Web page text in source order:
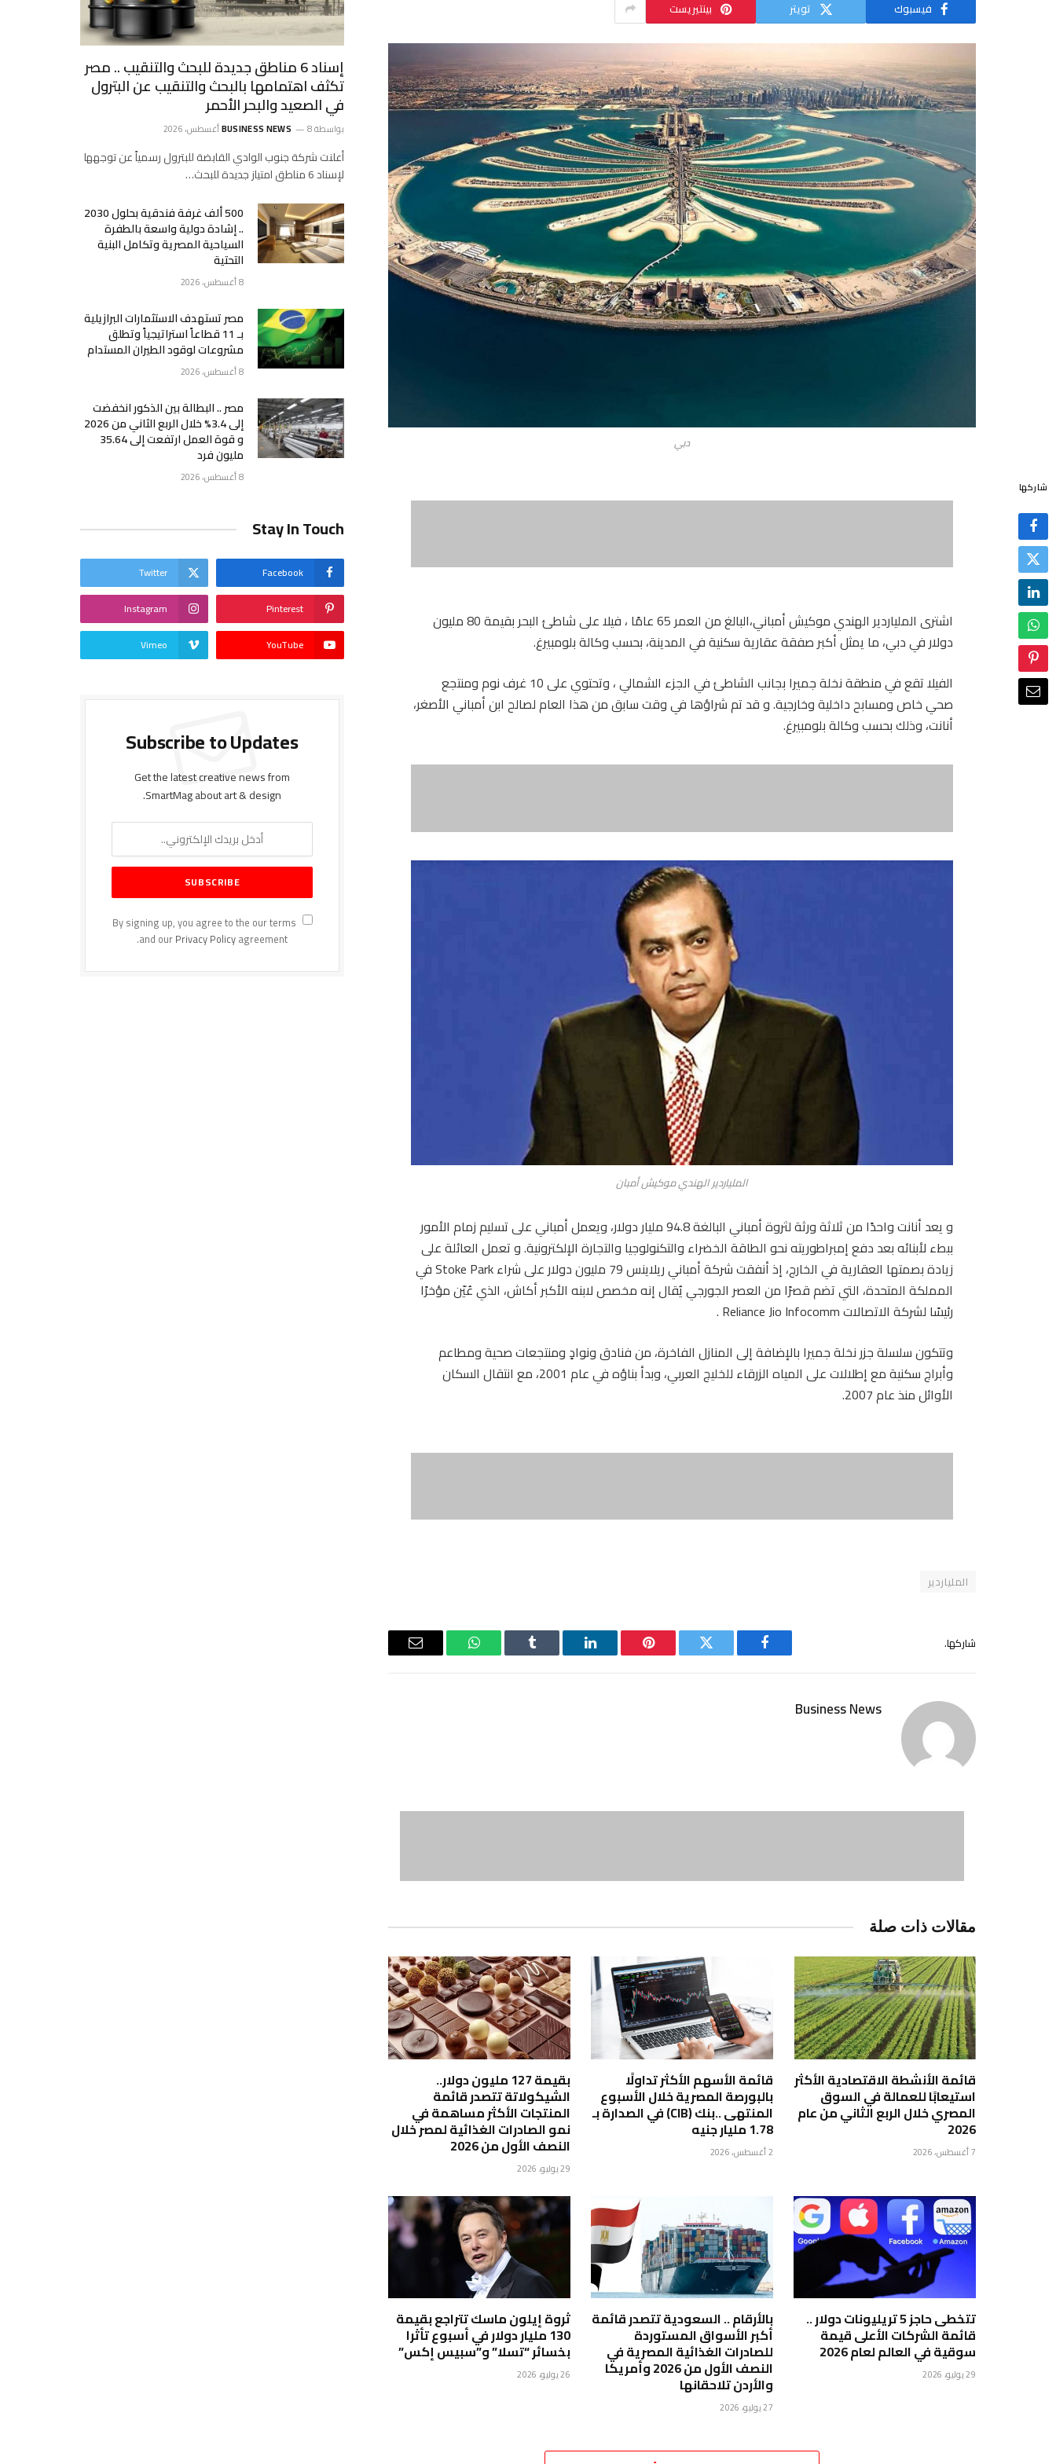
فيسبوك تويتر بينتيريست
دبي
شاركها
اشترى الملياردير الهندي موكيش أمباني،البالغ من العمر 65 عامًا ، فيلا على شاطئ البحر بقيمة 80 مليون
دولار في دبي، ما يمثل أكبر صفقة عقارية سكنية في المدينة، بحسب وكالة بلومبيرغ.
الفيلا تقع في منطقة نخلة جميرا بجانب الشاطئ في الجزء الشمالي ، وتحتوي على 10 غرف نوم ومنتجع
صحي خاص ومسابح داخلية وخارجية. و قد تم شراؤها في وقت سابق من هذا العام لصالح ابن أمباني الأصغر،
أنانت، وذلك بحسب وكالة بلومبيرغ.
الملياردير الهندي موكيش أمبان
و يعد أنانت واحدًا من ثلاثة ورثة لثروة أمباني البالغة 94.8 مليار دولار، ويعمل أمباني على تسليم زمام الأمور
ببطء لأبنائه بعد دفع إمبراطوريته نحو الطاقة الخضراء والتكنولوجيا والتجارة الإلكترونية. و تعمل العائلة على
زيادة بصمتها العقارية في الخارج، إذ أنفقت شركة أمباني ريلاينس 79 مليون دولار على شراء Stoke Park في
المملكة المتحدة، التي تضم قصرًا من العصر الجورجي يُقال إنه مخصص لابنه الأكبر أكاش، الذي عُيّن مؤخرًا
رئيسًا لشركة الاتصالات Reliance Jio Infocomm .
وتتكون سلسلة جزر نخلة جميرا بالإضافة إلى المنازل الفاخرة، من فنادق ونوادٍ ومنتجعات صحية ومطاعم
وأبراج سكنية مع إطلالات على المياه الزرقاء للخليج العربي، وبدأ بناؤه في عام 2001، مع انتقال السكان
الأوائل منذ عام 2007.
الملياردير
شاركها.
فيسبوك تويتر بينتيريستلينكدإن Tumblr واتساب
البريد
Business News
مقالات ذات صلة
قائمة الأنشطة الاقتصادية الأكثر
استيعابًا للعمالة في السوق
المصري خلال الربع الثاني من عام
2026
7 أغسطس، 2026
قائمة الأسهم الأكثر تداولًا
بالبورصة المصرية خلال الأسبوع
المنتهى ..بنك (CIB) في الصدارة بـ
1.78 مليار جنيه
2 أغسطس، 2026
بقيمة 127 مليون دولار..
الشيكولاتة تتصدر قائمة
المنتجات الأكثر مساهمة في
نمو الصادرات الغذائية لمصر خلال
النصف الأول من 2026
29 يوليو، 2026
تتخطى حاجز 5 تريليونات دولار ..
قائمة الشركات الأعلى قيمة
سوقية في العالم لعام 2026
29 يوليو، 2026
بالأرقام .. السعودية تتصدر قائمة
أكبر الأسواق المستوردة
للصادرات الغذائية المصرية في
النصف الأول من 2026 وأمريكا
والأردن تلاحقانها
27 يوليو، 2026
ثروة إيلون ماسك تتراجع بقيمة
130 مليار دولار في أسبوع تأثرا
بخسائر “تسلا” و”سبيس إكس”
26 يوليو، 2026
إسناد 6 مناطق جديدة للبحث والتنقيب .. مصر
تكثف اهتمامها بالبحث والتنقيب عن البترول
في الصعيد والبحر الأحمر
بواسطة BUSINESS NEWS 8 أغسطس، 2026
أعلنت شركة جنوب الوادي القابضة للبترول رسمياً عن توجهها
لإسناد 6 مناطق امتياز جديدة للبحث…
500 ألف غرفة فندقية بحلول 2030
.. إشادة دولية واسعة بالطفرة
السياحية المصرية وتكامل البنية
التحتية
8 أغسطس، 2026
مصر تستهدف الاستثمارات البرازيلية
بـ 11 قطاعاً استراتيجياً وتطلق
مشروعات لوقود الطيران المستدام
8 أغسطس، 2026
مصر .. البطالة بين الذكور انخفضت
إلى 3.4% خلال الربع الثاني من 2026
و قوة العمل ارتفعت إلى 35.64
مليون فرد
8 أغسطس، 2026
Stay In Touch
Facebook
Twitter
Pinterest
Instagram
YouTube
Vimeo
Subscribe to Updates
Get the latest creative news from
SmartMag about art & design.
By signing up, you agree to the our terms
and ourPrivacy Policyagreement.